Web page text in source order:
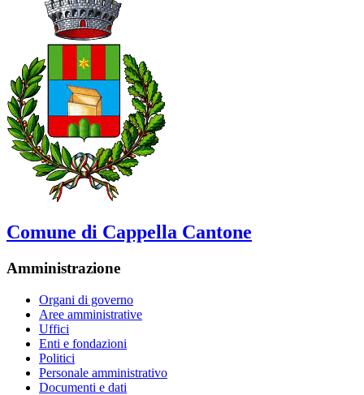
Comune di Cappella Cantone
Amministrazione
Organi di governo
Aree amministrative
Uffici
Enti e fondazioni
Politici
Personale amministrativo
Documenti e dati